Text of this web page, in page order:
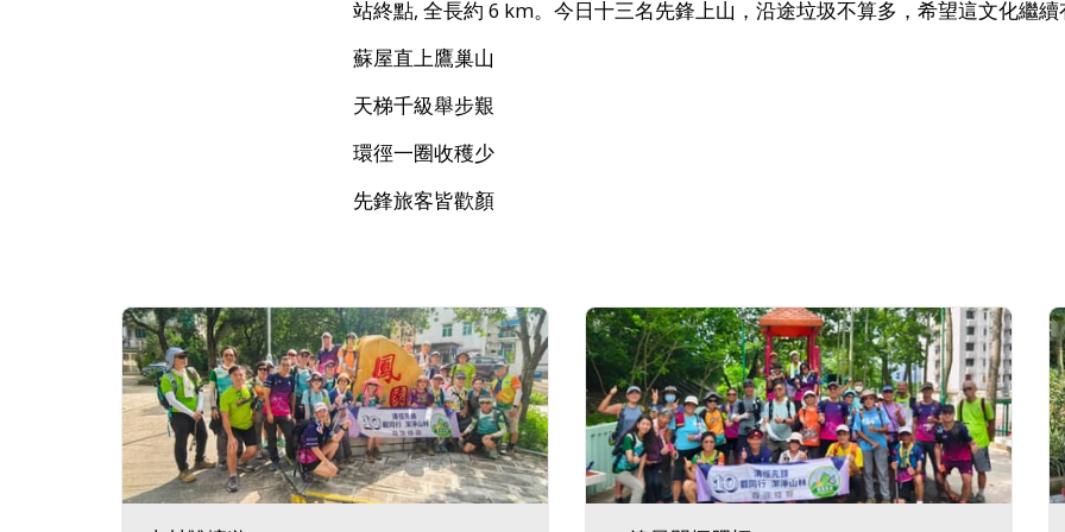
站終點, 全長約 6 km。今日十三名先鋒上山，沿途垃圾不算多，希望這文化繼續
蘇屋直上鷹巢山
天梯千級舉步艱
環徑一圈收穫少
先鋒旅客皆歡顏